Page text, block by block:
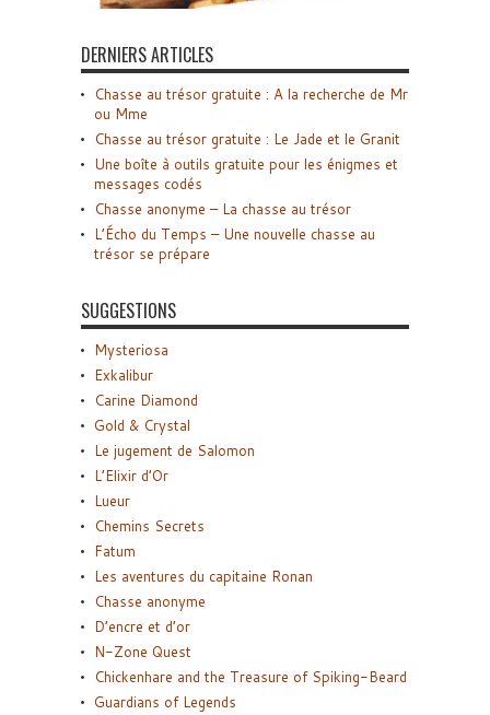
DERNIERS ARTICLES
Chasse au trésor gratuite : A la recherche de Mr
ou Mme
Chasse au trésor gratuite : Le Jade et le Granit
Une boîte à outils gratuite pour les énigmes et
messages codés
Chasse anonyme – La chasse au trésor
L’Écho du Temps – Une nouvelle chasse au
trésor se prépare
SUGGESTIONS
Mysteriosa
Exkalibur
Carine Diamond
Gold & Crystal
Le jugement de Salomon
L’Elixir d’Or
Lueur
Chemins Secrets
Fatum
Les aventures du capitaine Ronan
Chasse anonyme
D’encre et d’or
N-Zone Quest
Chickenhare and the Treasure of Spiking-Beard
Guardians of Legends